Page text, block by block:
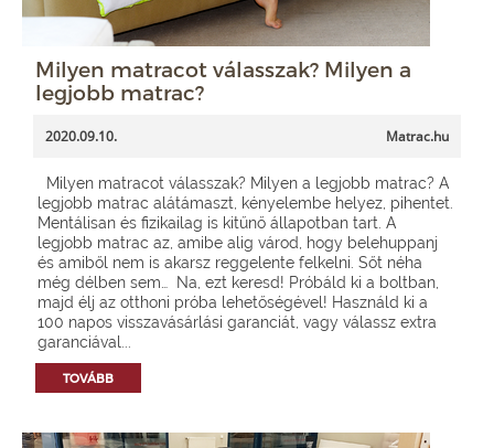
Milyen matracot válasszak? Milyen a
legjobb matrac?
2020.09.10. Matrac.hu
Milyen matracot válasszak? Milyen a legjobb matrac? A
legjobb matrac alátámaszt, kényelembe helyez, pihentet.
Mentálisan és fizikailag is kitűnő állapotban tart. A
legjobb matrac az, amibe alig várod, hogy belehuppanj
és amiből nem is akarsz reggelente felkelni. Sőt néha
még délben sem… Na, ezt keresd! Próbáld ki a boltban,
majd élj az otthoni próba lehetőségével! Használd ki a
100 napos visszavásárlási garanciát, vagy válassz extra
garanciával...
TOVÁBB